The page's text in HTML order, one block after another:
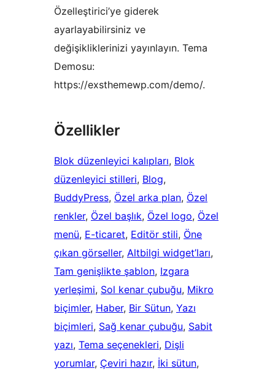
Özelleştirici’ye giderek
ayarlayabilirsiniz ve
değişikliklerinizi yayınlayın. Tema
Demosu:
https://exsthemewp.com/demo/.
Özellikler
Blok düzenleyici kalıpları, Blok
düzenleyici stilleri, Blog
BuddyPress, Özel arka plan, Özel
renkler, Özel başlık, Özel logo, Özel
menü, E-ticaret, Editör stili, Öne
çıkan görseller, Altbilgi widget’ları
Tam genişlikte şablon, Izgara
yerleşimi, Sol kenar çubuğu, Mikro
biçimler, Haber, Bir Sütun, Yazı
biçimleri, Sağ kenar çubuğu, Sabit
yazı, Tema seçenekleri, Dişli
yorumlar, Çeviri hazır, İki sütun